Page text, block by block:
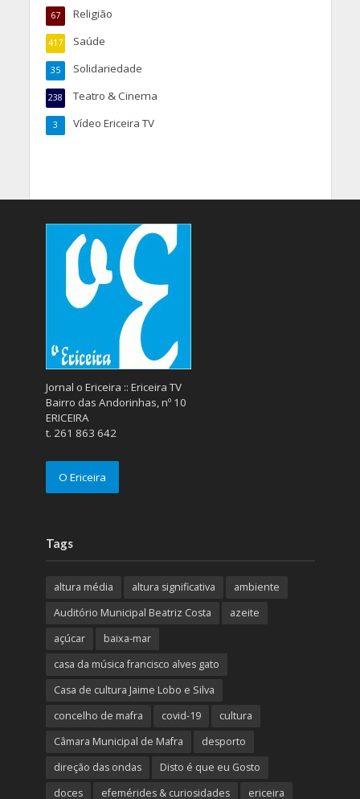
Religião
67
Saúde
417
Solidariedade
35
Teatro & Cinema
238
Vídeo Ericeira TV
3
Jornal o Ericeira :: Ericeira TV
Bairro das Andorinhas, nº 10
ERICEIRA
t. 261 863 642
O Ericeira
Tags
altura média altura significativa
ambiente
Auditório Municipal Beatriz Costa
azeite
açúcar
baixa-mar
casa da música francisco alves gato
Casa de cultura Jaime Lobo e Silva
concelho de mafra
covid-19
cultura
Câmara Municipal de Mafra
desporto
direção das ondas
Disto é que eu Gosto
doces
efemérides & curiosidades ericeira